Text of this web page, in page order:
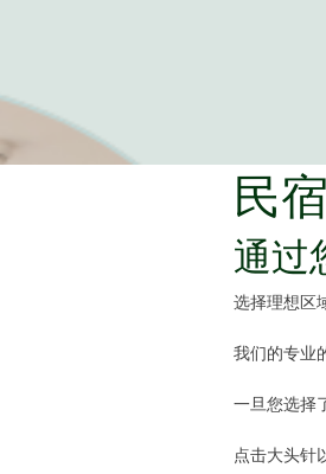
民
通过
选择理想区
我们的专业
一旦您选择
点击大头针